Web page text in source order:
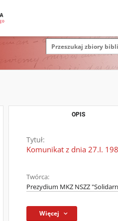
OPIS
Tytuł:
Komunikat z dnia 27.I.
Twórca:
Prezydium MKZ NSZZ
Więcej